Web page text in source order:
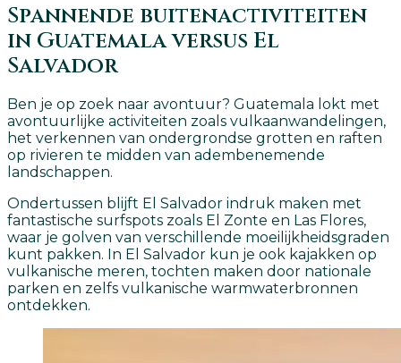
Spannende buitenactiviteiten
in Guatemala versus El
Salvador
Ben je op zoek naar avontuur? Guatemala lokt met
avontuurlijke activiteiten zoals vulkaanwandelingen,
het verkennen van ondergrondse grotten en raften
op rivieren te midden van adembenemende
landschappen.
Ondertussen blijft El Salvador indruk maken met
fantastische surfspots zoals El Zonte en Las Flores,
waar je golven van verschillende moeilijkheidsgraden
kunt pakken. In El Salvador kun je ook kajakken op
vulkanische meren, tochten maken door nationale
parken en zelfs vulkanische warmwaterbronnen
ontdekken.